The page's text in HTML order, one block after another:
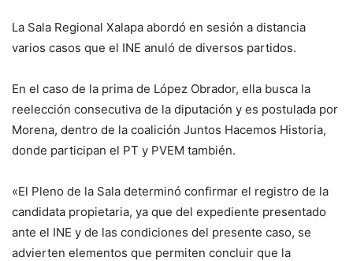
La Sala Regional Xalapa abordó en sesión a distancia
varios casos que el INE anuló de diversos partidos.
En el caso de la prima de López Obrador, ella busca la
reelección consecutiva de la diputación y es postulada por
Morena, dentro de la coalición Juntos Hacemos Historia,
donde participan el PT y PVEM también.
«El Pleno de la Sala determinó confirmar el registro de la
candidata propietaria, ya que del expediente presentado
ante el INE y de las condiciones del presente caso, se
advierten elementos que permiten concluir que la